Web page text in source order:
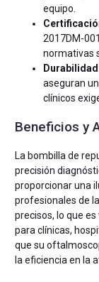
equipo.
2017DM-
normativas
aseguran
clínicos
Beneficios y
La bombilla de
precisión
proporcionar una
profesionales de
precisos, lo que
para clínicas,
que su
la eficiencia en la